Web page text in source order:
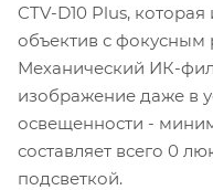
CTV-D10 Plus,
объектив с фокусным
Механический ИК-
изображение даже в
освещенности -
составляет всего 0
подсветкой.